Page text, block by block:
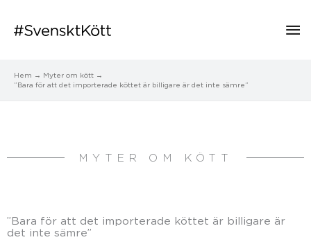
Hem
Myter om kött
”Bara för att det importerade köttet är billigare är det inte sämre”
MYTER OM KÖTT
”Bara för att det importerade köttet är billigare är
det inte sämre”